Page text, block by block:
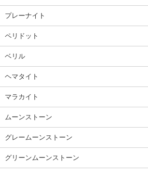
プレーナイト
ペリドット
ベリル
ヘマタイト
マラカイト
ムーンストーン
グレームーンストーン
グリーンムーンストーン